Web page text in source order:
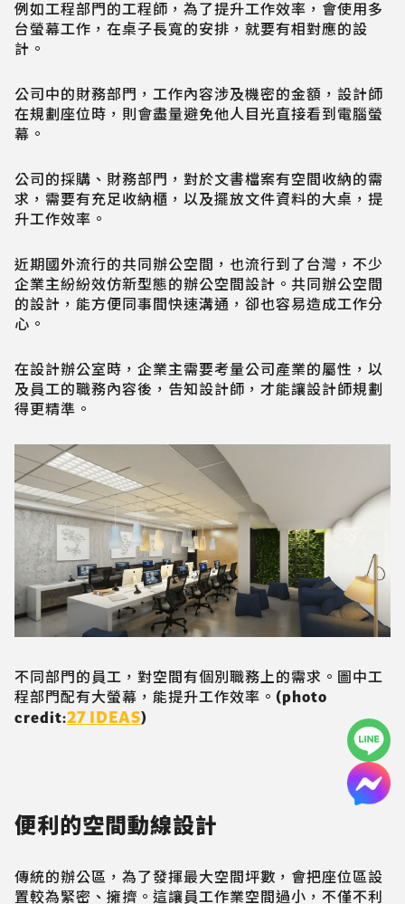
例如工程部門的工程師，為了提升工作效率，會使用多
台螢幕工作，在桌子長寬的安排，就要有相對應的設
計。
公司中的財務部門，工作內容涉及機密的金額，設計師
在規劃座位時，則會盡量避免他人目光直接看到電腦螢
幕。
公司的採購、財務部門，對於文書檔案有空間收納的需
求，需要有充足收納櫃，以及擺放文件資料的大桌，提
升工作效率。
近期國外流行的共同辦公空間，也流行到了台灣，不少
企業主紛紛效仿新型態的辦公空間設計。共同辦公空間
的設計，能方便同事間快速溝通，卻也容易造成工作分
心。
在設計辦公室時，企業主需要考量公司產業的屬性，以
及員工的職務內容後，告知設計師，才能讓設計師規劃
得更精準。
不同部門的員工，對空間有個別職務上的需求。圖中工
程部門配有大螢幕，能提升工作效率。(photo
credit:27 IDEAS)
便利的空間動線設計
傳統的辦公區，為了發揮最大空間坪數，會把座位區設
置較為緊密、擁擠。這讓員工作業空間過小，不僅不利